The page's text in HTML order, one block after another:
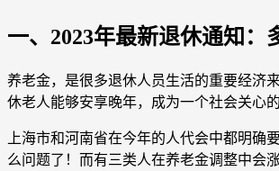
一、2023年最新退休通知：
养老金，是很多退休人员生活的重要经济
休老人能够安享晚年，成为一个社会关心的
上海市和河南省在今年的人代会中都明确
么问题了！而有三类人在养老金调整中会